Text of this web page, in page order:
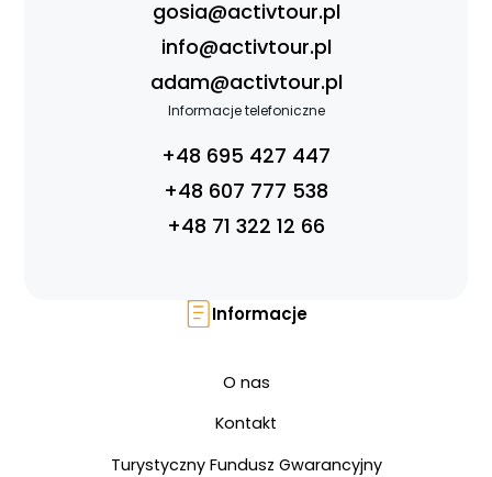
gosia@activtour.pl
info@activtour.pl
adam@activtour.pl
Informacje telefoniczne
+48 695 427 447
+48 607 777 538
+48 71 322 12 66
Informacje
O nas
Kontakt
Turystyczny Fundusz Gwarancyjny